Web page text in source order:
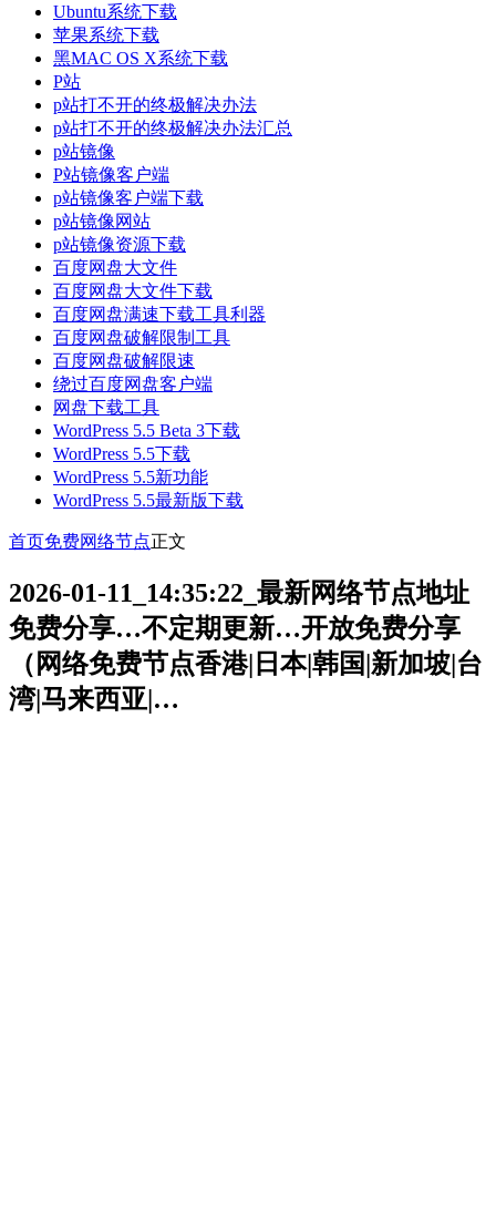
Ubuntu系统下载
苹果系统下载
黑MAC OS X系统下载
P站
p站打不开的终极解决办法
p站打不开的终极解决办法汇总
p站镜像
P站镜像客户端
p站镜像客户端下载
p站镜像网站
p站镜像资源下载
百度网盘大文件
百度网盘大文件下载
百度网盘满速下载工具利器
百度网盘破解限制工具
百度网盘破解限速
绕过百度网盘客户端
网盘下载工具
WordPress 5.5 Beta 3下载
WordPress 5.5下载
WordPress 5.5新功能
WordPress 5.5最新版下载
首页免费网络节点正文
2026-01-11_14:35:22_最新网络节点地址
免费分享…不定期更新…开放免费分享
（网络免费节点香港|日本|韩国|新加坡|台
湾|马来西亚|…